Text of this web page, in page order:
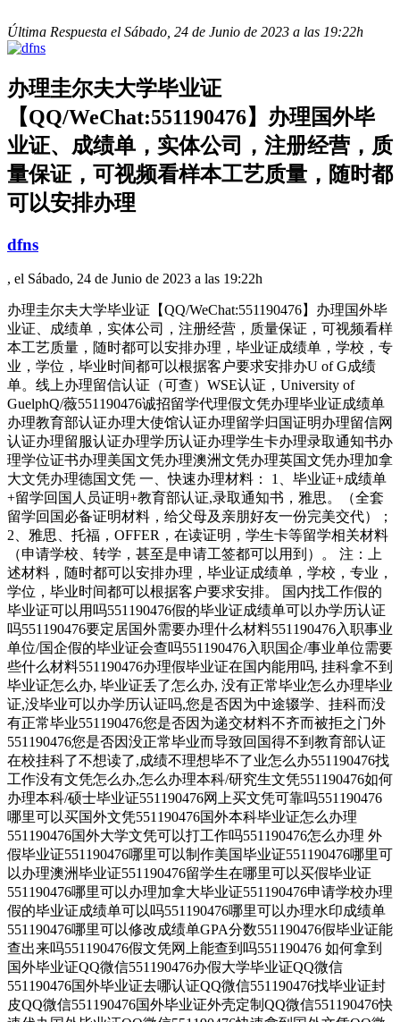
Última Respuesta el Sábado, 24 de Junio de 2023 a las 19:22h
办理圭尔夫大学毕业证
【QQ/WeChat:551190476】办理国外毕
业证、成绩单，实体公司，注册经营，质
量保证，可视频看样本工艺质量，随时都
可以安排办理
dfns
, el Sábado, 24 de Junio de 2023 a las 19:22h
办理圭尔夫大学毕业证【QQ/WeChat:551190476】办理国外毕
业证、成绩单，实体公司，注册经营，质量保证，可视频看样
本工艺质量，随时都可以安排办理，毕业证成绩单，学校，专
业，学位，毕业时间都可以根据客户要求安排办U of G成绩
单。线上办理留信认证（可查）WSE认证，University of
GuelphQ/薇551190476诚招留学代理假文凭办理毕业证成绩单
办理教育部认证办理大使馆认证办理留学归国证明办理留信网
认证办理留服认证办理学历认证办理学生卡办理录取通知书办
理学位证书办理美国文凭办理澳洲文凭办理英国文凭办理加拿
大文凭办理德国文凭 一、快速办理材料： 1、毕业证+成绩单
+留学回国人员证明+教育部认证,录取通知书，雅思。（全套
留学回国必备证明材料，给父母及亲朋好友一份完美交代）；
2、雅思、托福，OFFER，在读证明，学生卡等留学相关材料
（申请学校、转学，甚至是申请工签都可以用到）。 注：上
述材料，随时都可以安排办理，毕业证成绩单，学校，专业，
学位，毕业时间都可以根据客户要求安排。 国内找工作假的
毕业证可以用吗551190476假的毕业证成绩单可以办学历认证
吗551190476要定居国外需要办理什么材料551190476入职事业
单位/国企假的毕业证会查吗551190476入职国企/事业单位需要
些什么材料551190476办理假毕业证在国内能用吗, 挂科拿不到
毕业证怎么办, 毕业证丢了怎么办, 没有正常毕业怎么办理毕业
证,没毕业可以办学历认证吗,您是否因为中途辍学、挂科而没
有正常毕业551190476您是否因为递交材料不齐而被拒之门外
551190476您是否因没正常毕业而导致回国得不到教育部认证
在校挂科了不想读了,成绩不理想毕不了业怎么办551190476找
工作没有文凭怎么办,怎么办理本科/研究生文凭551190476如何
办理本科/硕士毕业证551190476网上买文凭可靠吗551190476
哪里可以买国外文凭551190476国外本科毕业证怎么办理
551190476国外大学文凭可以打工作吗551190476怎么办理 外
假毕业证551190476哪里可以制作美国毕业证551190476哪里可
以办理澳洲毕业证551190476留学生在哪里可以买假毕业证
551190476哪里可以办理加拿大毕业证551190476申请学校办理
假的毕业证成绩单可以吗551190476哪里可以办理水印成绩单
551190476哪里可以修改成绩单GPA分数551190476假毕业证能
查出来吗551190476假文凭网上能查到吗551190476 如何拿到
国外毕业证QQ微信551190476办假大学毕业证QQ微信
551190476国外毕业证去哪认证QQ微信551190476找毕业证封
皮QQ微信551190476国外毕业证外壳定制QQ微信551190476快